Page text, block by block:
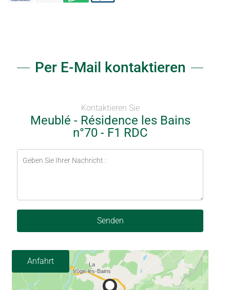
Per E-Mail kontaktieren
Kontaktieren Sie
Meublé - Résidence les Bains
n°70 - F1 RDC
Senden
Anfahrt